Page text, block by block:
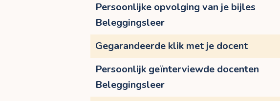
Persoonlijke opvolging van je bijles
Beleggingsleer
Gegarandeerde klik met je docent
Persoonlijk geïnterviewde docenten
Beleggingsleer